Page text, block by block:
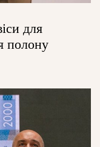
для
полону